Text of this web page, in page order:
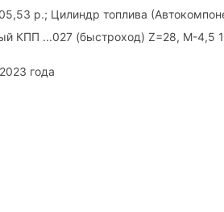
р.; Цилиндр топлива
КПП ...027 (быстроход) Z=28, М-4,5
года